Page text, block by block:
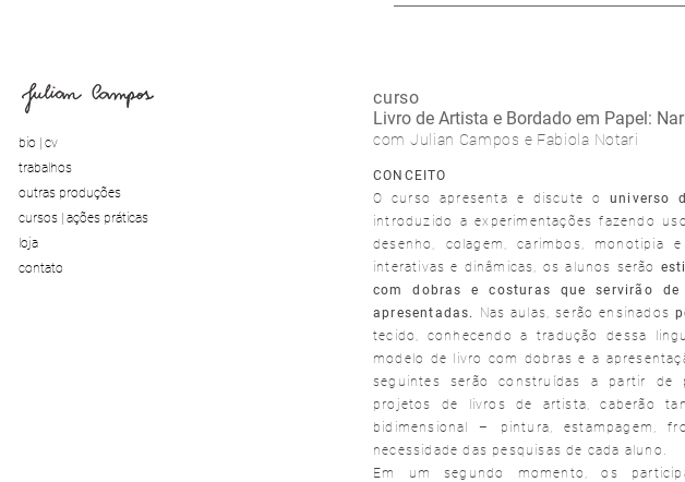
bio | cv
trabalhos
outras produções
cursos | ações práticas
loja
contato
curso
Livro de Artista e Bordado em Papel:
com Julian Campos e Fabiola Notari
CONCEITO
O curso apresenta e discute o universo
introduzido a experimentações fazendo
desenho, colagem, carimbos, monotipia
interativas e dinâmicas, os alunos serão
com dobras e costuras que servirão
apresentadas.
Nas aulas, serão ensinados
tecido, conhecendo a tradução dessa
modelo de livro com dobras e a
seguintes serão construídas a partir de
projetos de livros de artista, caberão
bidimensional – pintura, estampagem,
necessidade das pesquisas de cada aluno.
Em um segundo momento, os